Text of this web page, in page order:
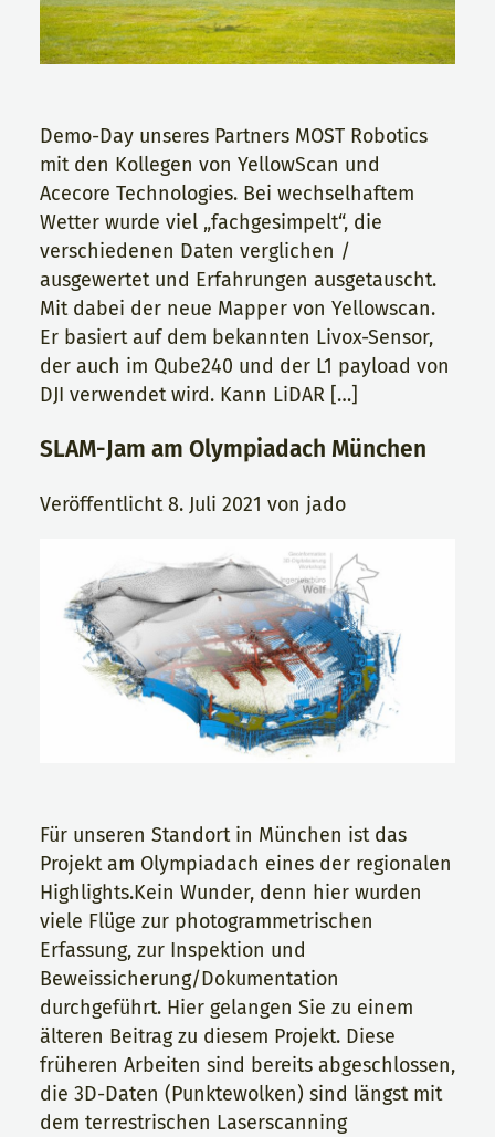
Demo-Day unseres Partners MOST Robotics
mit den Kollegen von YellowScan und
Acecore Technologies. Bei wechselhaftem
Wetter wurde viel „fachgesimpelt“, die
verschiedenen Daten verglichen /
ausgewertet und Erfahrungen ausgetauscht.
Mit dabei der neue Mapper von Yellowscan.
Er basiert auf dem bekannten Livox-Sensor,
der auch im Qube240 und der L1 payload von
DJI verwendet wird. Kann LiDAR […]
SLAM-Jam am Olympiadach München
Veröffentlicht8. Juli 2021 von jado
Für unseren Standort in München ist das
Projekt am Olympiadach eines der regionalen
Highlights.Kein Wunder, denn hier wurden
viele Flüge zur photogrammetrischen
Erfassung, zur Inspektion und
Beweissicherung/Dokumentation
durchgeführt. Hier gelangen Sie zu einem
älteren Beitrag zu diesem Projekt. Diese
früheren Arbeiten sind bereits abgeschlossen,
die 3D-Daten (Punktewolken) sind längst mit
dem terrestrischen Laserscanning